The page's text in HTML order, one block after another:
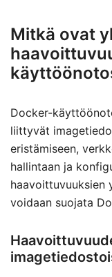
Mitkä ovat
Docker-
liittyvät
eristämiseen,
hallintaan ja
haavoittuvuuksien
voidaan suojata